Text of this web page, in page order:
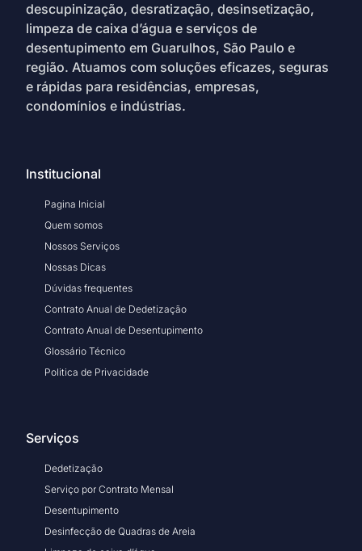
descupinização, desratização, desinsetização,
limpeza de caixa d’água e serviços de
desentupimento em Guarulhos, São Paulo e
região. Atuamos com soluções eficazes, seguras
e rápidas para residências, empresas,
condomínios e indústrias.
Institucional
Pagina Inicial
Quem somos
Nossos Serviços
Nossas Dicas
Dúvidas frequentes
Contrato Anual de Dedetização
Contrato Anual de Desentupimento
Glossário Técnico
Politica de Privacidade
Serviços
Dedetização
Serviço por Contrato Mensal
Desentupimento
Desinfecção de Quadras de Areia